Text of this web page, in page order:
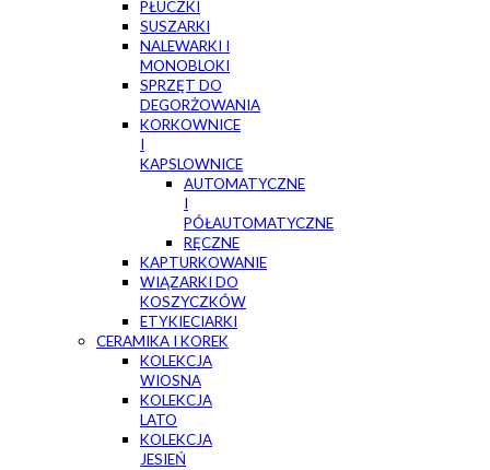
PŁUCZKI
SUSZARKI
NALEWARKI I
MONOBLOKI
SPRZĘT DO
DEGORŻOWANIA
KORKOWNICE
I
KAPSLOWNICE
AUTOMATYCZNE
I
PÓŁAUTOMATYCZNE
RĘCZNE
KAPTURKOWANIE
WIĄZARKI DO
KOSZYCZKÓW
ETYKIECIARKI
CERAMIKA I KOREK
KOLEKCJA
WIOSNA
KOLEKCJA
LATO
KOLEKCJA
JESIEŃ